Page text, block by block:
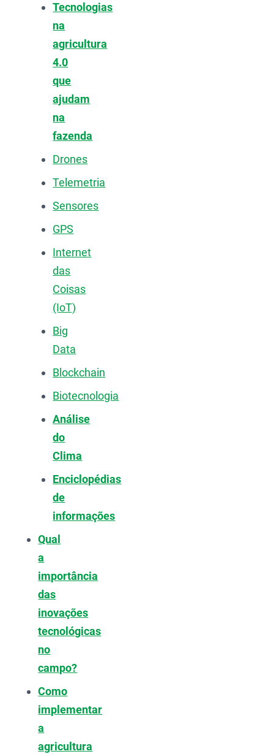
Tecnologias
na
agricultura
4.0
que
ajudam
na
fazenda
Drones
Telemetria
Sensores
GPS
Internet
das
Coisas
(IoT)
Big
Data
Blockchain
Biotecnologia
Análise
do
Clima
Enciclopédias
de
informações
Qual
a
importância
das
inovações
tecnológicas
no
campo?
Como
implementar
a
agricultura